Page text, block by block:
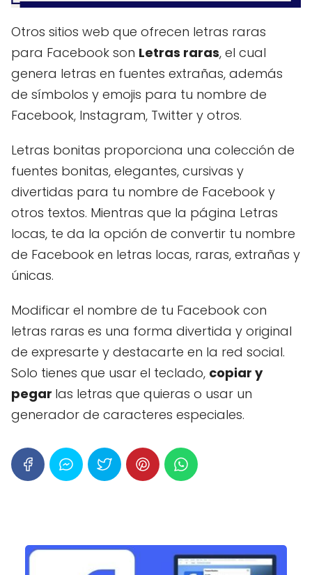
Otros sitios web que ofrecen letras raras
para Facebook son Letras raras, el cual
genera letras en fuentes extrañas, además
de símbolos y emojis para tu nombre de
Facebook, Instagram, Twitter y otros.
Letras bonitas proporciona una colección de
fuentes bonitas, elegantes, cursivas y
divertidas para tu nombre de Facebook y
otros textos. Mientras que la página Letras
locas, te da la opción de convertir tu nombre
de Facebook en letras locas, raras, extrañas y
únicas.
Modificar el nombre de tu Facebook con
letras raras es una forma divertida y original
de expresarte y destacarte en la red social.
Solo tienes que usar el teclado, copiar y
pegar las letras que quieras o usar un
generador de caracteres especiales.